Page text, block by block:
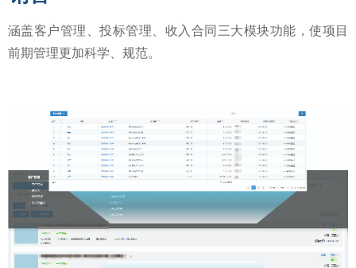
涵盖客户管理、投标管理、收入合同三大模块功能，使项目
前期管理更加科学、规范。